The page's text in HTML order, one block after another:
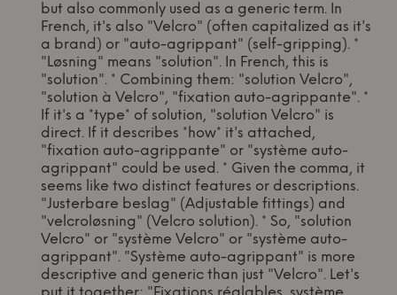
but also commonly used as a generic term. In
French, it's also "Velcro" (often capitalized as it's
a brand) or "auto-agrippant" (self-gripping). *
"Løsning" means "solution". In French, this is
"solution". * Combining them: "solution Velcro",
"solution à Velcro", "fixation auto-agrippante". *
If it's a *type* of solution, "solution Velcro" is
direct. If it describes *how* it's attached,
"fixation auto-agrippante" or "système auto-
agrippant" could be used. * Given the comma, it
seems like two distinct features or descriptions.
"Justerbare beslag" (Adjustable fittings) and
"velcroløsning" (Velcro solution). * So, "solution
Velcro" or "système Velcro" or "système auto-
agrippant". "Système auto-agrippant" is more
descriptive and generic than just "Velcro". Let's